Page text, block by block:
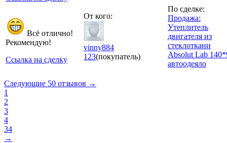
Всё отлично!
Рекомендую!
Ссылка на сделку
От кого:
vinny884
123(покупатель)
По сделке:
Продажа:
Утеплитель
двигателя из
стеклоткани
Absolut Lab
автоодеяло
Следующие 50 отзывов →
1
2
3
4
34
→